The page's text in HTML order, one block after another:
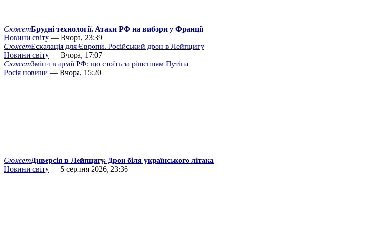
СюжетБрудні технології. Атаки РФ на вибори у Франції
Новини світу — Вчора, 23:39
СюжетЕскалація для Європи. Російський дрон в Лейпцигу
Новини світу — Вчора, 17:07
СюжетЗміни в армії РФ: що стоїть за рішенням Путіна
Росія новини — Вчора, 15:20
СюжетДиверсія в Лейпцигу. Дрон біля українського літака
Новини світу — 5 серпня 2026, 23:36